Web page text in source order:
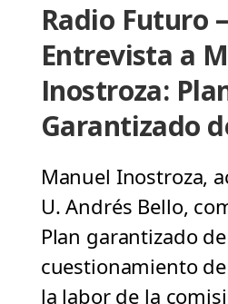
Radio Futuro –
Entrevista a
Inostroza:
Garantizado
Manuel Inostroza,
U. Andrés Bello,
Plan garantizado
cuestionamiento
la labor de la